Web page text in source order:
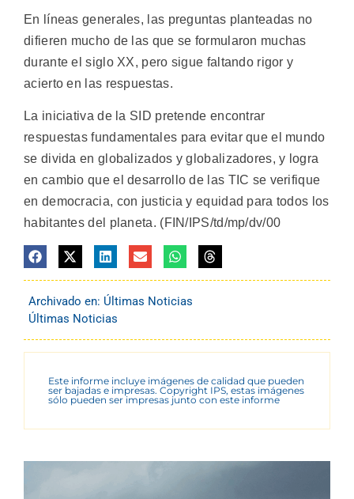
En líneas generales, las preguntas planteadas no
difieren mucho de las que se formularon muchas
durante el siglo XX, pero sigue faltando rigor y
acierto en las respuestas.
La iniciativa de la SID pretende encontrar
respuestas fundamentales para evitar que el mundo
se divida en globalizados y globalizadores, y logra
en cambio que el desarrollo de las TIC se verifique
en democracia, con justicia y equidad para todos los
habitantes del planeta. (FIN/IPS/td/mp/dv/00
Archivado en: Últimas Noticias
Últimas Noticias
Este informe incluye imágenes de calidad que pueden
ser bajadas e impresas. Copyright IPS, estas imágenes
sólo pueden ser impresas junto con este informe